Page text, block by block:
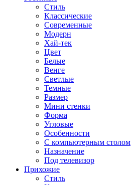
Стиль
Классические
Современные
Модерн
Хай-тек
Цвет
Белые
Венге
Светлые
Темные
Размер
Мини стенки
Форма
Угловые
Особенности
С компьютерным столом
Назначение
Под телевизор
Прихожие
Стиль